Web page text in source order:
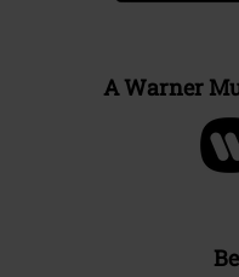
A Warner